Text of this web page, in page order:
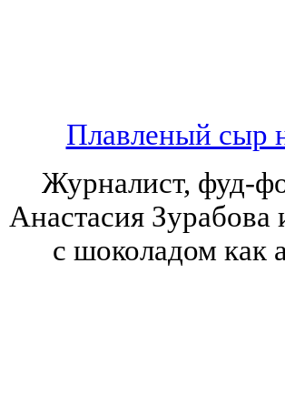
Плавленый сыр
Журналист, фуд-
Анастасия
с шоколадом как